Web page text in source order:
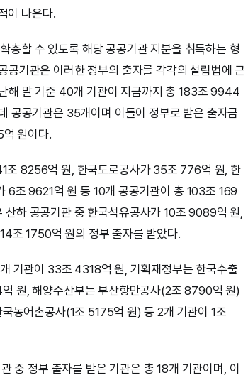
이 나온다.
충할 수 있도록 해당 공공기관 지분을 취득하는 형
공기관은 이러한 정부의 출자를 각각의 설립법에 근
해 말 기준 40개 기관이 지금까지 총 183조 9944
공공기관은 35개이며 이들이 정부로 받은 출자금
원이다.
조 8256억 원, 한국도로공사가 35조 776억 원, 한
6조 9621억 원 등 10개 공공기관이 총 103조 169
하 공공기관 중 한국석유공사가 10조 9089억 원,
조 1750억 원의 정부 출자를 받았다.
기관이 33조 4318억 원, 기획재정부는 한국수출
원, 해양수산부는 부산항만공사(2조 8790억 원)
농어촌공사(1조 5175억 원) 등 2개 기관이 1조
중 정부 출자를 받은 기관은 총 18개 기관이며, 이